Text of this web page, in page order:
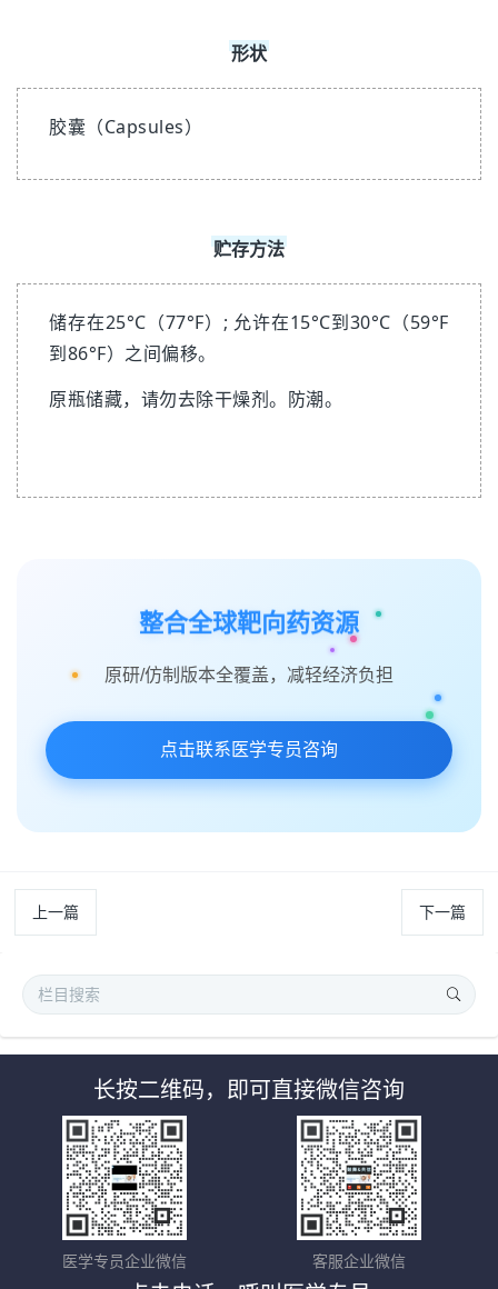
形状
胶囊（Capsules）
贮存方法
储存在25°C（77°F）; 允许在15°C到30°C（59°F
到86°F）之间偏移。
原瓶储藏，请勿去除干燥剂。防潮。
整合全球靶向药资源
原研/仿制版本全覆盖，减轻经济负担
点击联系医学专员咨询
上一篇 下一篇
长按二维码，即可直接微信咨询
医学专员企业微信 客服企业微信